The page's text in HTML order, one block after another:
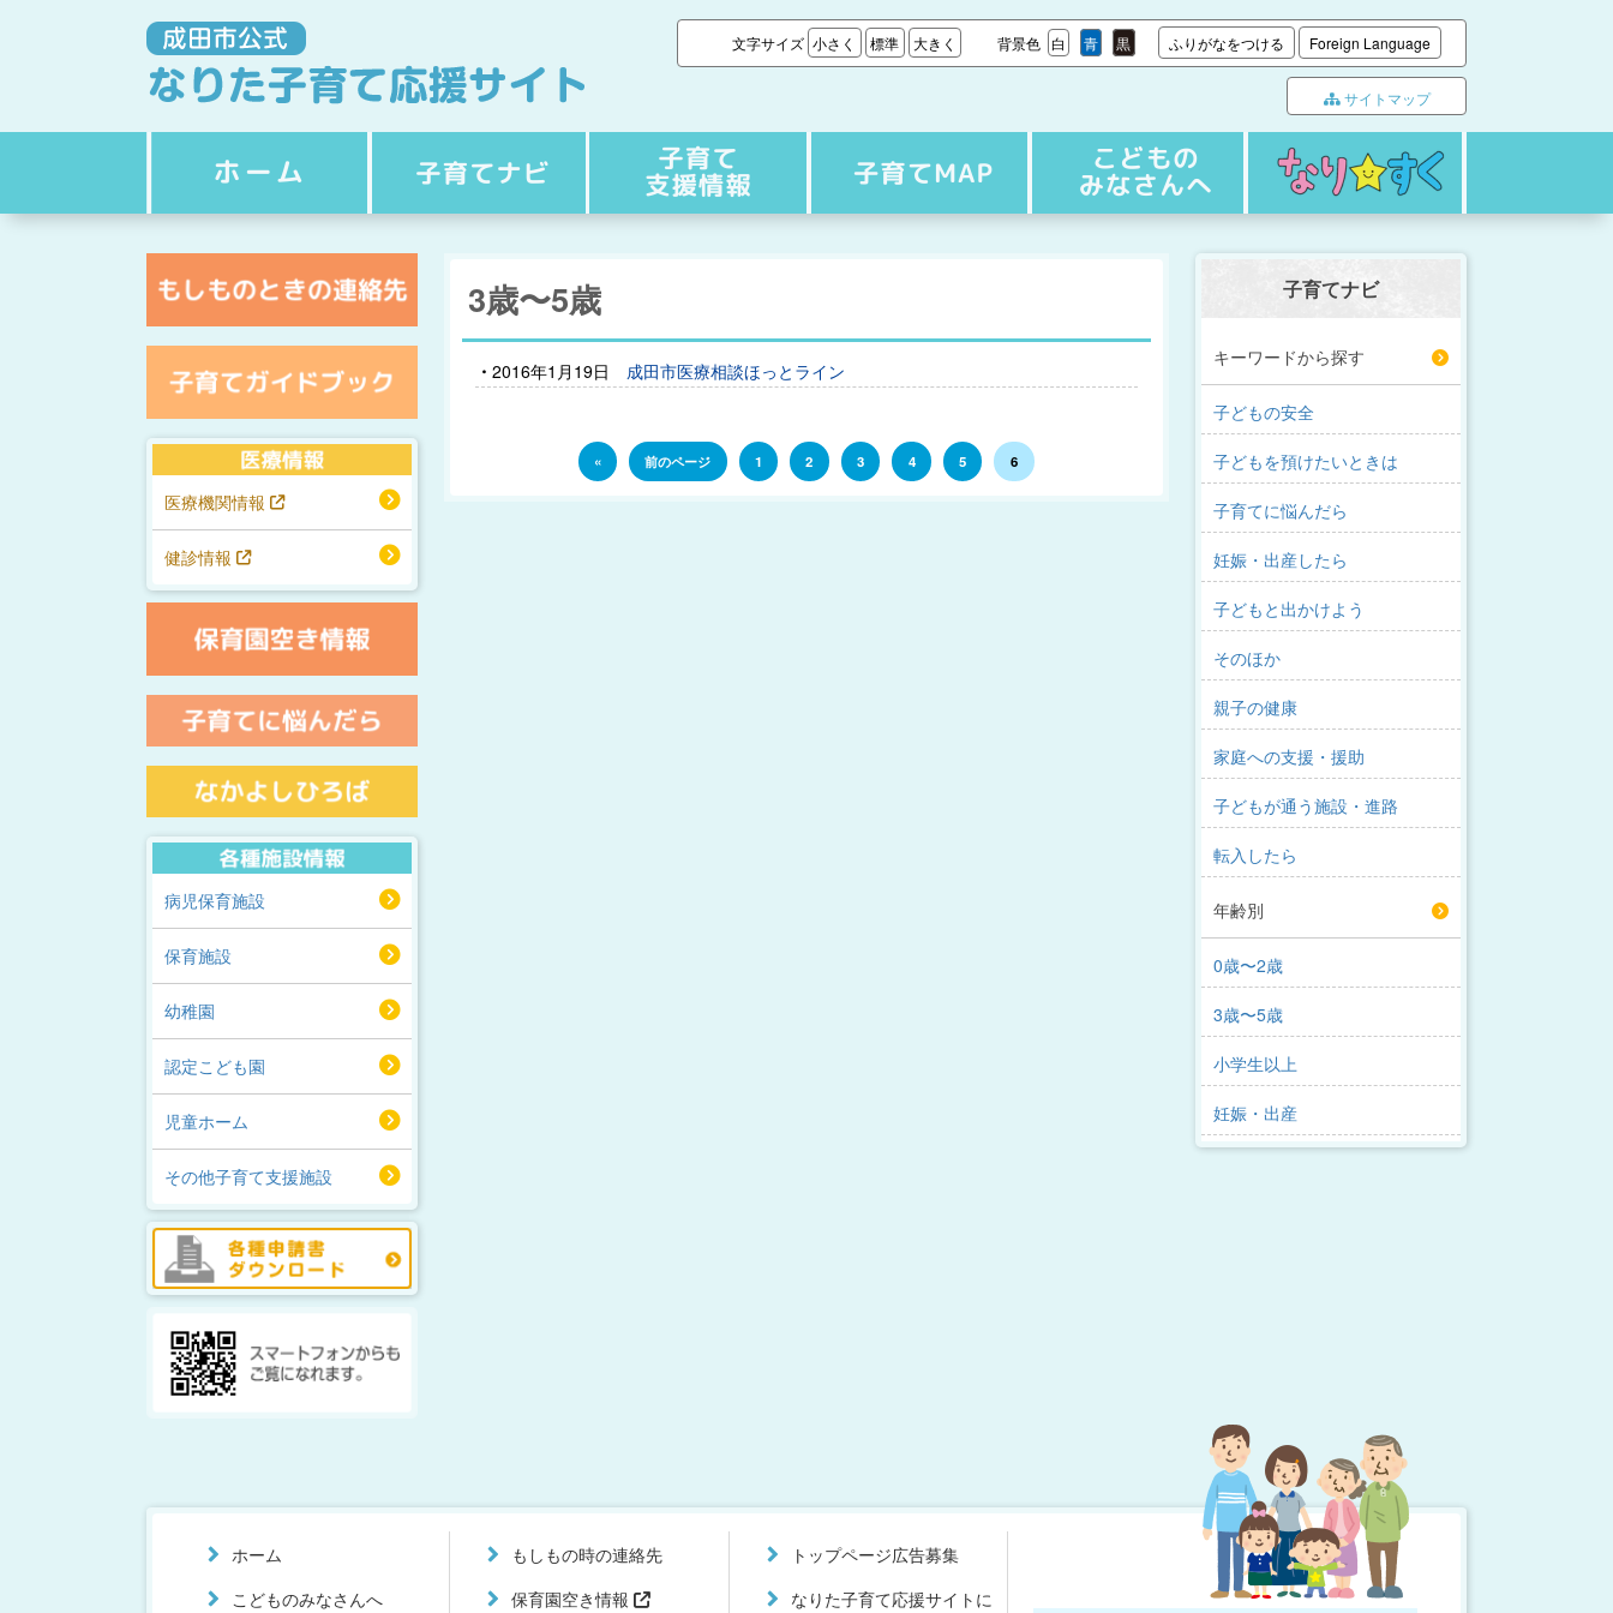
文字サイズ 小さく 標準 大きく 背景色 白 青 黒 ふりがなをつける Foreign Language
サイトマップ
医療機関情報
健診情報
病児保育施設
保育施設
幼稚園
認定こども園
児童ホーム
その他子育て支援施設
3歳〜5歳
2016年1月19日 成田市医療相談ほっとライン
« 前のページ 1 2 3 4 5 6
子育てナビ
キーワードから探す
子どもの安全
子どもを預けたいときは
子育てに悩んだら
妊娠・出産したら
子どもと出かけよう
そのほか
親子の健康
家庭への支援・援助
子どもが通う施設・進路
転入したら
年齢別
0歳〜2歳
3歳〜5歳
小学生以上
妊娠・出産
ホーム
こどものみなさんへ
もしもの時の連絡先
保育園空き情報
トップページ広告募集
なりた子育て応援サイトに